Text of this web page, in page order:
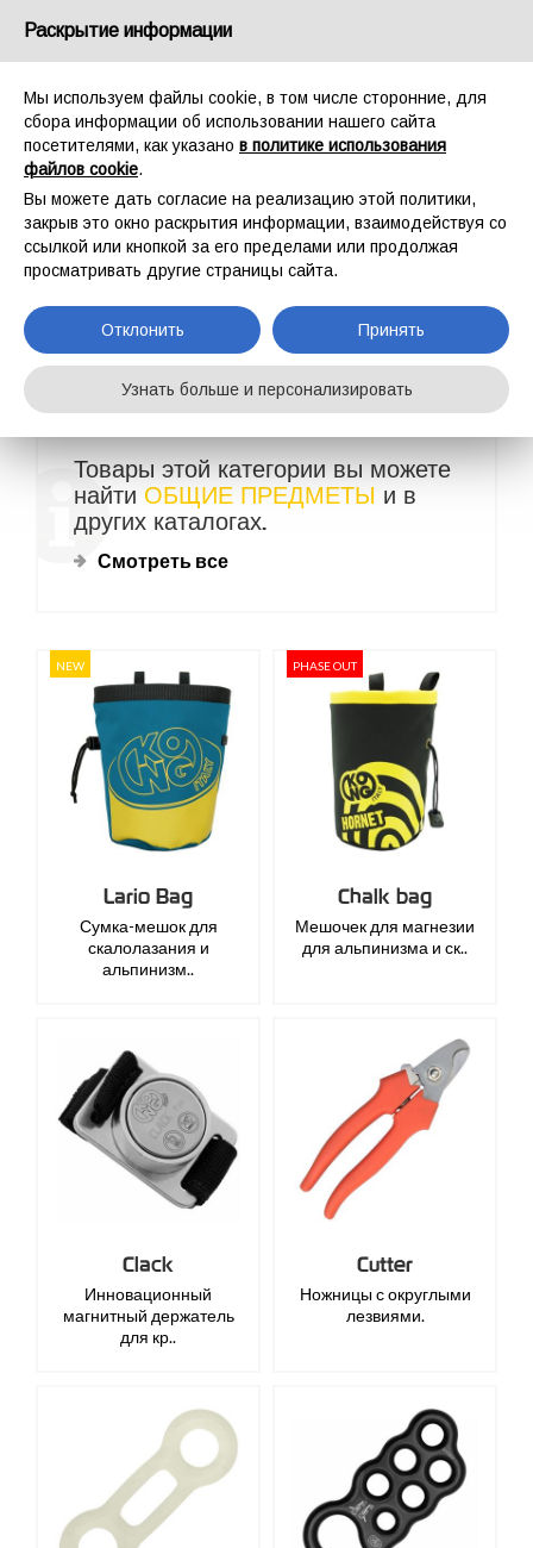
Россия
ОБЩИЕ
ПРЕДМЕТЫ
Товары этой категории вы можете
найти ОБЩИЕ ПРЕДМЕТЫ и в
других каталогах.
Смотреть все
NEW
Lario Bag
Сумка-мешок для
скалолазания и
альпинизм..
PHASE OUT
Chalk bag
Мешочек для магнезии
для альпинизма и ск..
Clack
Инновационный
магнитный держатель
для кр..
Cutter
Ножницы с округлыми
лезвиями.
Раскрытие информации
Мы используем файлы cookie, в том числе сторонние, для
сбора информации об использовании нашего сайта
посетителями, как указано в политике использования
файлов cookie.
Вы можете дать согласие на реализацию этой политики,
закрыв это окно раскрытия информации, взаимодействуя со
ссылкой или кнопкой за его пределами или продолжая
просматривать другие страницы сайта.
Отклонить Принять
Узнать больше и персонализировать